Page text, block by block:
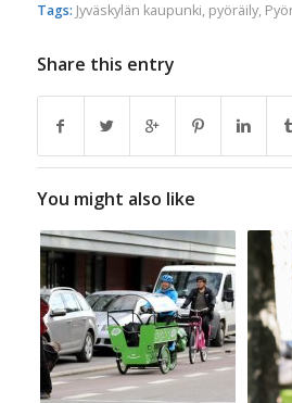
Tags: Jyväskylän kaupunki, pyöräily,
Share this entry
You might also like